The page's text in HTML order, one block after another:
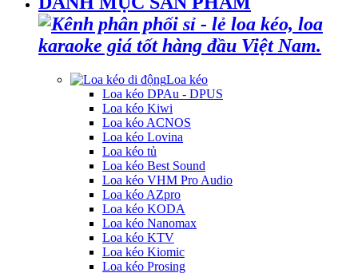
Loa kéo
Loa kéo DPAu - DPUS
Loa kéo Kiwi
Loa kéo ACNOS
Loa kéo Lovina
Loa kéo tủ
Loa kéo Best Sound
Loa kéo VHM Pro Audio
Loa kéo AZpro
Loa kéo KODA
Loa kéo Nanomax
Loa kéo KTV
Loa kéo Kiomic
Loa kéo Prosing